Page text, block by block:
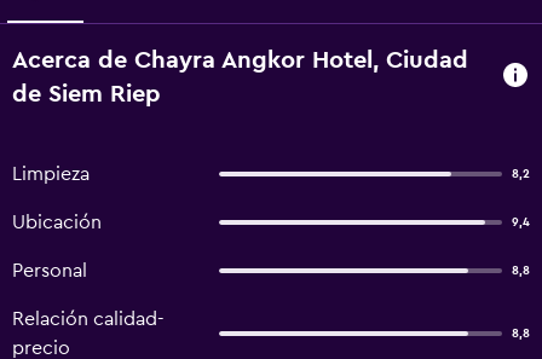
Acerca de Chayra Angkor Hotel, Ciudad
de Siem Riep
Limpieza 8,2
Ubicación 9,4
Personal 8,8
Relación calidad-
precio
8,8